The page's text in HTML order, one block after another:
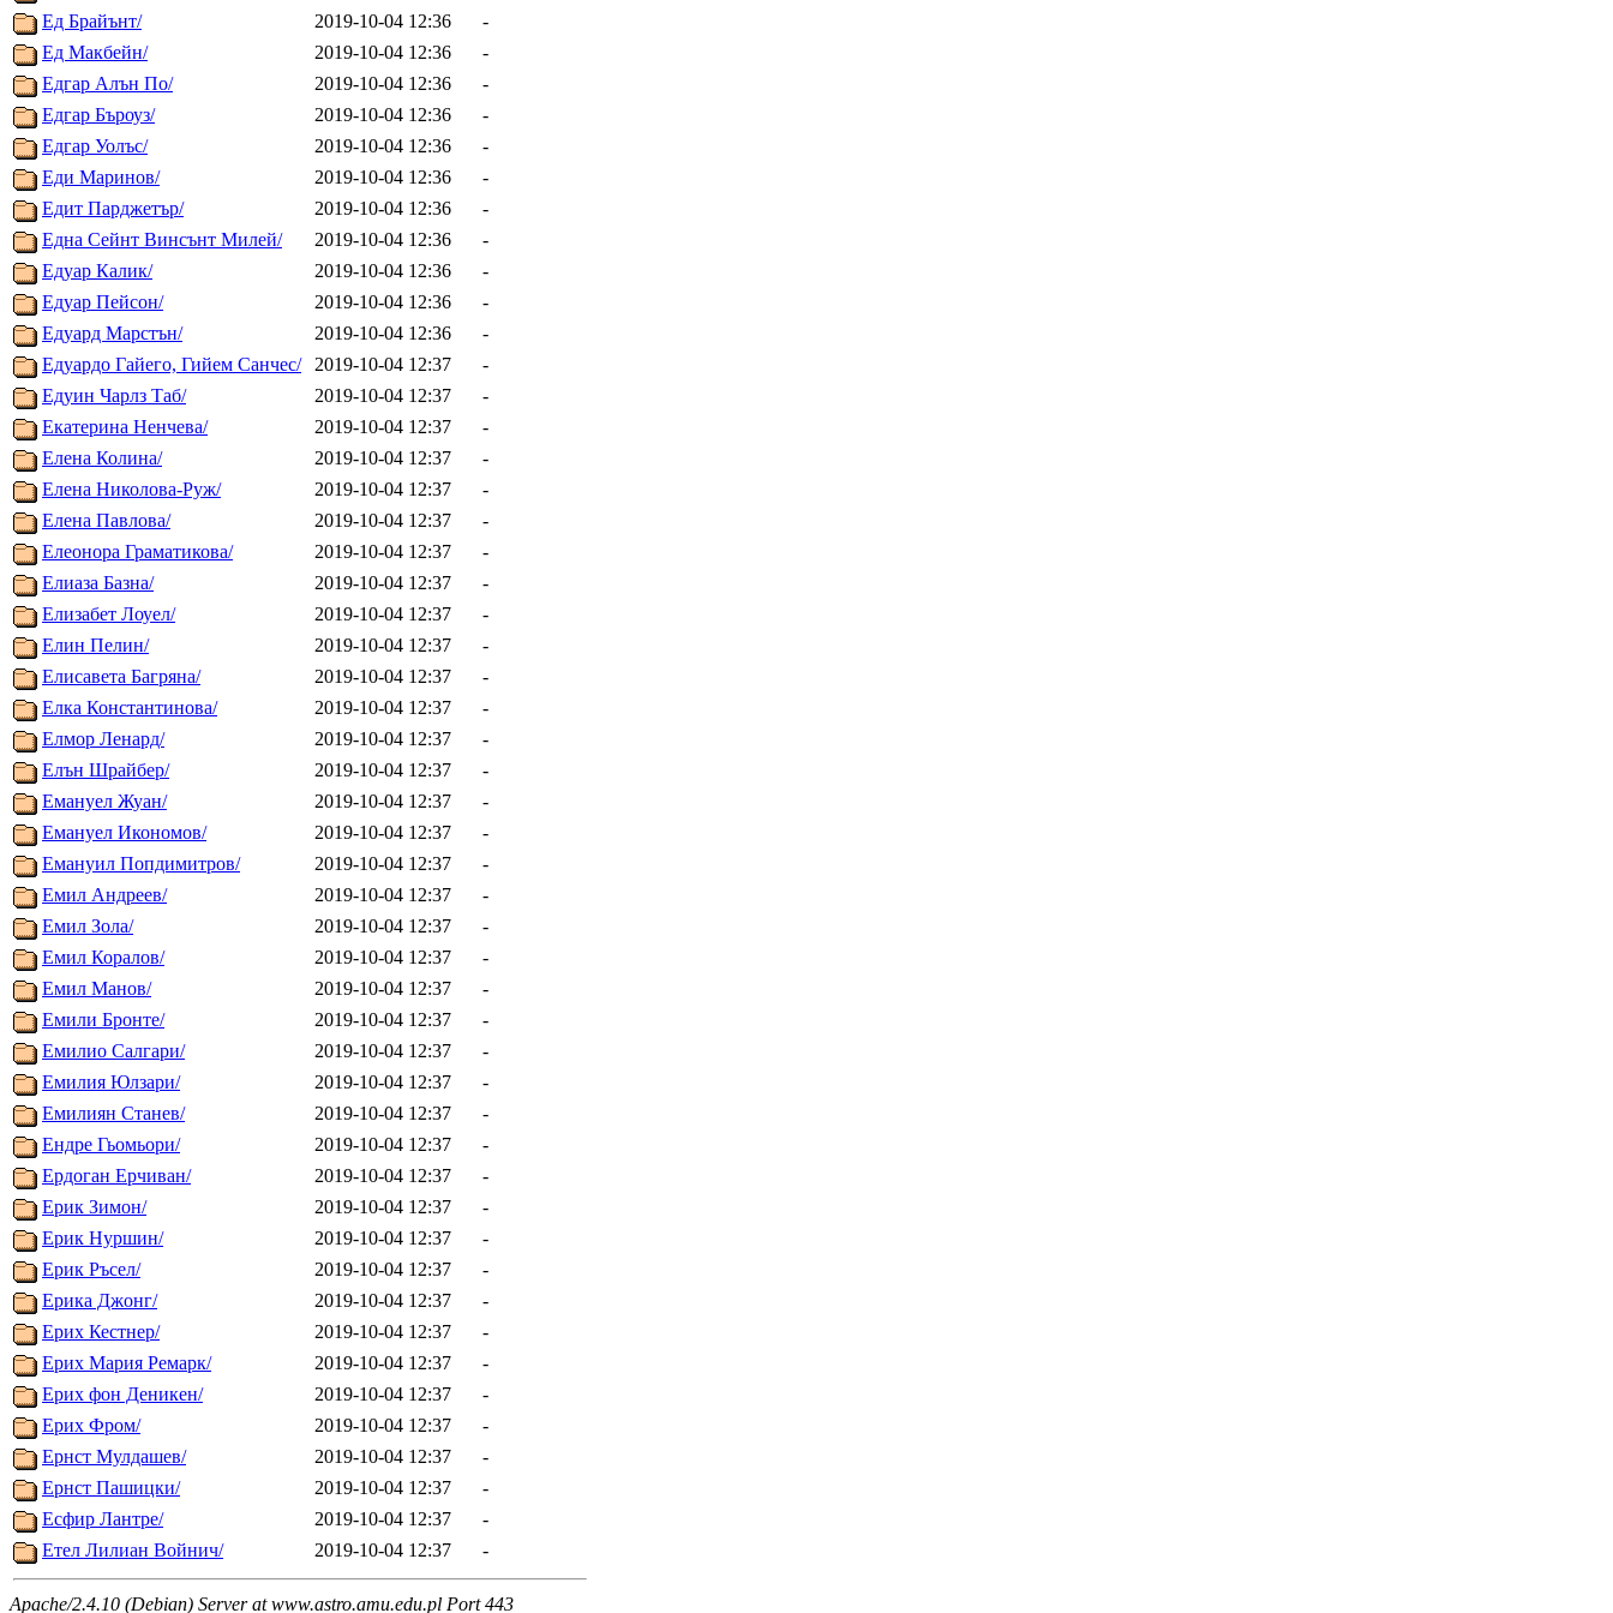
Ед Брайънт/
2019-10-04 12:36
-
Ед Макбейн/
2019-10-04 12:36
-
Едгар Алън По/
2019-10-04 12:36
-
Едгар Бъроуз/
2019-10-04 12:36
-
Едгар Уолъс/
2019-10-04 12:36
-
Еди Маринов/
2019-10-04 12:36
-
Едит Парджетър/
2019-10-04 12:36
-
Една Сейнт Винсънт Милей/
2019-10-04 12:36
-
Едуар Калик/
2019-10-04 12:36
-
Едуар Пейсон/
2019-10-04 12:36
-
Едуард Марстън/
2019-10-04 12:36
-
Едуардо Гайего, Гийем Санчес/
2019-10-04 12:37
-
Едуин Чарлз Таб/
2019-10-04 12:37
-
Екатерина Ненчева/
2019-10-04 12:37
-
Елена Колина/
2019-10-04 12:37
-
Елена Николова-Руж/
2019-10-04 12:37
-
Елена Павлова/
2019-10-04 12:37
-
Елеонора Граматикова/
2019-10-04 12:37
-
Елиаза Базна/
2019-10-04 12:37
-
Елизабет Лоуел/
2019-10-04 12:37
-
Елин Пелин/
2019-10-04 12:37
-
Елисавета Багряна/
2019-10-04 12:37
-
Елка Константинова/
2019-10-04 12:37
-
Елмор Ленард/
2019-10-04 12:37
-
Елън Шрайбер/
2019-10-04 12:37
-
Емануел Жуан/
2019-10-04 12:37
-
Емануел Икономов/
2019-10-04 12:37
-
Емануил Попдимитров/
2019-10-04 12:37
-
Емил Андреев/
2019-10-04 12:37
-
Емил Зола/
2019-10-04 12:37
-
Емил Коралов/
2019-10-04 12:37
-
Емил Манов/
2019-10-04 12:37
-
Емили Бронте/
2019-10-04 12:37
-
Емилио Салгари/
2019-10-04 12:37
-
Емилия Юлзари/
2019-10-04 12:37
-
Емилиян Станев/
2019-10-04 12:37
-
Ендре Гьомьори/
2019-10-04 12:37
-
Ердоган Ерчиван/
2019-10-04 12:37
-
Ерик Зимон/
2019-10-04 12:37
-
Ерик Нуршин/
2019-10-04 12:37
-
Ерик Ръсел/
2019-10-04 12:37
-
Ерика Джонг/
2019-10-04 12:37
-
Ерих Кестнер/
2019-10-04 12:37
-
Ерих Мария Ремарк/
2019-10-04 12:37
-
Ерих фон Деникен/
2019-10-04 12:37
-
Ерих Фром/
2019-10-04 12:37
-
Ернст Мулдашев/
2019-10-04 12:37
-
Ернст Пашицки/
2019-10-04 12:37
-
Есфир Лантре/
2019-10-04 12:37
-
Етел Лилиан Войнич/
2019-10-04 12:37 -
Apache/2.4.10 (Debian) Server at www.astro.amu.edu.pl Port 443